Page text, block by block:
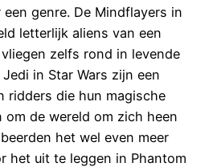
genre. De Mindflayers in
letterlijk aliens van een
zelfs rond in levende
in Star Wars zijn een
ridders die hun magische
om de wereld om zich heen
het wel even meer
het uit te leggen in Phantom